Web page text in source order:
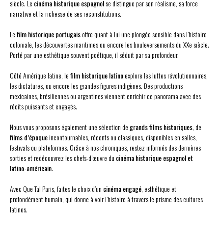
siècle. Le cinéma historique espagnolse distingue par son réalisme, sa force
narrative et la richesse de ses reconstitutions.
Lefilm historique portugaisoffre quant à lui une plongée sensible dans l’histoire
coloniale, les découvertes maritimes ou encore les bouleversements du XXe siècle.
Porté par une esthétique souvent poétique, il séduit par sa profondeur.
Côté Amérique latine, lefilm historique latinoexplore les luttes révolutionnaires,
les dictatures, ou encore les grandes figures indigènes. Des productions
mexicaines, brésiliennes ou argentines viennent enrichir ce panorama avec des
récits puissants et engagés.
Nous vous proposons également une sélection de grands films historiques, de
films d’époqueincontournables, récents ou classiques, disponibles en salles,
festivals ou plateformes. Grâce à nos chroniques, restez informés des dernières
sorties et redécouvrez les chefs-d’œuvre du cinéma historique espagnol et
latino-américain.
Avec Que Tal Paris, faites le choix d’un cinéma engagé, esthétique et
profondément humain, qui donne à voir l’histoire à travers le prisme des cultures
latines.